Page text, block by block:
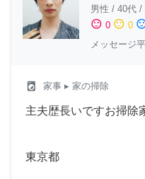
男性 / 40代 /
sentiment_satisfied 0 sentiment_neutral 0
メッセージ
local_laundry_service 家事 ▸ 家の掃除
主夫歴長いですお掃除
東京都